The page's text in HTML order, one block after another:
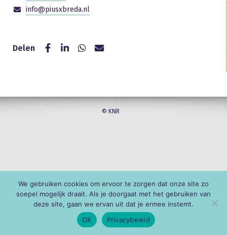
info@piusxbreda.nl
Delen
© KNR
We gebruiken cookies om ervoor te zorgen dat onze site zo
soepel mogelijk draait. Als je doorgaat met het gebruiken van
deze site, gaan we ervan uit dat je ermee instemt.
OK
Privacybeleid